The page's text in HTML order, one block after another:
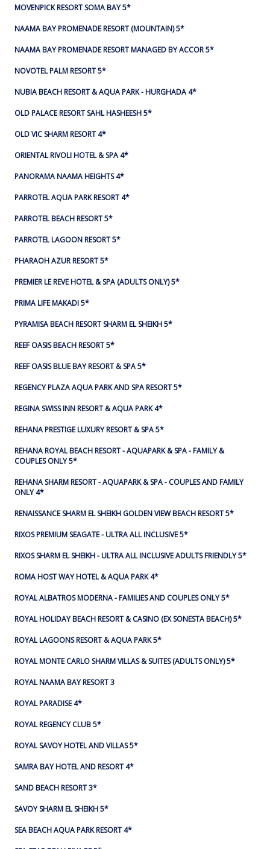
MOVENPICK RESORT SOMA BAY 5*
NAAMA BAY PROMENADE RESORT (MOUNTAIN) 5*
NAAMA BAY PROMENADE RESORT MANAGED BY ACCOR 5*
NOVOTEL PALM RESORT 5*
NUBIA BEACH RESORT & AQUA PARK - HURGHADA 4*
OLD PALACE RESORT SAHL HASHEESH 5*
OLD VIC SHARM RESORT 4*
ORIENTAL RIVOLI HOTEL & SPA 4*
PANORAMA NAAMA HEIGHTS 4*
PARROTEL AQUA PARK RESORT 4*
PARROTEL BEACH RESORT 5*
PARROTEL LAGOON RESORT 5*
PHARAOH AZUR RESORT 5*
PREMIER LE REVE HOTEL & SPA (ADULTS ONLY) 5*
PRIMA LIFE MAKADI 5*
PYRAMISA BEACH RESORT SHARM EL SHEIKH 5*
REEF OASIS BEACH RESORT 5*
REEF OASIS BLUE BAY RESORT & SPA 5*
REGENCY PLAZA AQUA PARK AND SPA RESORT 5*
REGINA SWISS INN RESORT & AQUA PARK 4*
REHANA PRESTIGE LUXURY RESORT & SPA 5*
REHANA ROYAL BEACH RESORT - AQUAPARK & SPA - FAMILY &
COUPLES ONLY 5*
REHANA SHARM RESORT - AQUAPARK & SPA - COUPLES AND FAMILY
ONLY 4*
RENAISSANCE SHARM EL SHEIKH GOLDEN VIEW BEACH RESORT 5*
RIXOS PREMIUM SEAGATE - ULTRA ALL INCLUSIVE 5*
RIXOS SHARM EL SHEIKH - ULTRA ALL INCLUSIVE ADULTS FRIENDLY 5*
ROMA HOST WAY HOTEL & AQUA PARK 4*
ROYAL ALBATROS MODERNA - FAMILIES AND COUPLES ONLY 5*
ROYAL HOLIDAY BEACH RESORT & CASINO (EX SONESTA BEACH) 5*
ROYAL LAGOONS RESORT & AQUA PARK 5*
ROYAL MONTE CARLO SHARM VILLAS & SUITES (ADULTS ONLY) 5*
ROYAL NAAMA BAY RESORT 3
ROYAL PARADISE 4*
ROYAL REGENCY CLUB 5*
ROYAL SAVOY HOTEL AND VILLAS 5*
SAMRA BAY HOTEL AND RESORT 4*
SAND BEACH RESORT 3*
SAVOY SHARM EL SHEIKH 5*
SEA BEACH AQUA PARK RESORT 4*